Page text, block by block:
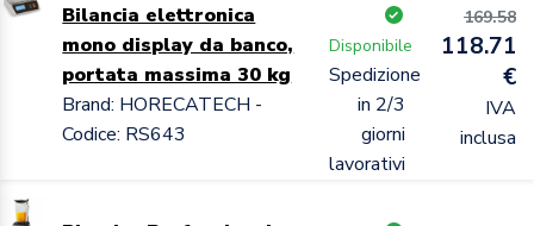
Bilancia elettronica
mono display da banco,
portata massima 30 kg
Brand: HORECATECH -
Codice: RS643
Disponibile
Spedizione
in 2/3
giorni
lavorativi
169.58
118.71
€
IVA
inclusa